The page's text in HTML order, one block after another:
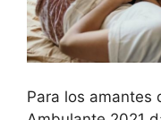
Para los amantes